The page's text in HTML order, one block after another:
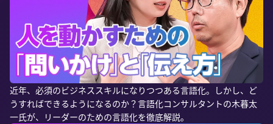
近年、必須のビジネススキルになりつつある言語化。しかし、ど
うすればできるようになるのか？言語化コンサルタントの木暮太
一氏が、リーダーのための言語化を徹底解説。